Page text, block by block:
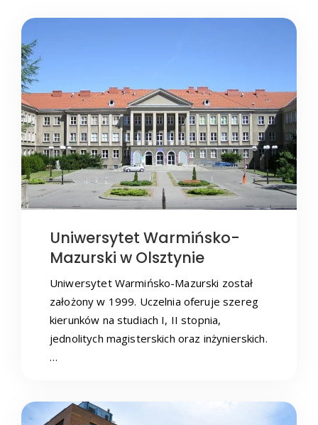
Uniwersytet Warmińsko-
Mazurski w Olsztynie
Uniwersytet Warmińsko-Mazurski został
założony w 1999. Uczelnia oferuje szereg
kierunków na studiach I, II stopnia,
jednolitych magisterskich oraz inżynierskich.
…